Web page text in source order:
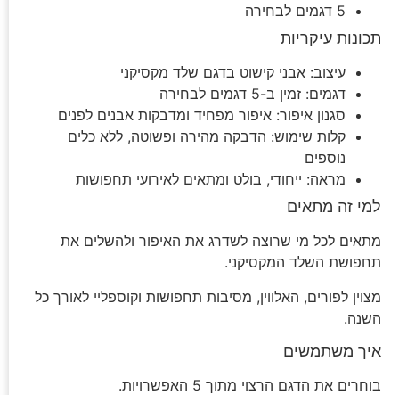
5 דגמים לבחירה
תכונות עיקריות
עיצוב: אבני קישוט בדגם שלד מקסיקני
דגמים: זמין ב-5 דגמים לבחירה
סגנון איפור: איפור מפחיד ומדבקות אבנים לפנים
קלות שימוש: הדבקה מהירה ופשוטה, ללא כלים
נוספים
מראה: ייחודי, בולט ומתאים לאירועי תחפושות
למי זה מתאים
מתאים לכל מי שרוצה לשדרג את האיפור ולהשלים את
תחפושת השלד המקסיקני.
מצוין לפורים, האלווין, מסיבות תחפושות וקוספליי לאורך כל
השנה.
איך משתמשים
בוחרים את הדגם הרצוי מתוך 5 האפשרויות.